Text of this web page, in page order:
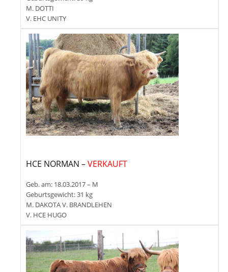
M. DOTTI
V. EHC UNITY
HCE NORMAN –VERKAUFT
Geb. am: 18.03.2017 – M
Geburtsgewicht: 31 kg
M. DAKOTA V. BRANDLEHEN
V. HCE HUGO